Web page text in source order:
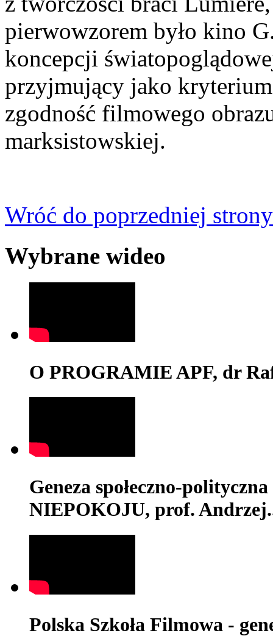
pierwowzorem było kino
koncepcji
przyjmujący jako
zgodność filmowego
marksistowskiej.
Wróć do poprzedniej strony
Wybrane wideo
O PROGRAMIE APF, dr
Geneza społeczno-
NIEPOKOJU, prof.
Polska Szkoła Filmowa -